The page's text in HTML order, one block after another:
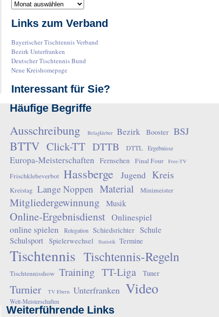
Links zum Verband
Bayerischer Tischtennis Verband
Bezirk Unterfranken
Deutscher Tischtennis Bund
Neue Kreishomepage
Interessant für Sie?
Häufige Begriffe
Ausschreibung Belagkleber Bezirk Booster BSJ
BTTV Click-TT DTTB DTTL Ergebnisse
Europa-Meisterschaften Fernsehen Final Four Free-TV
Frischklebeverbot Hassberge Jugend Kreis
Kreistag Lange Noppen Material Minimeister
Mitgliedergewinnung Musik
Online-Ergebnisdienst Onlinespiel
online spielen
Relegation Schiedsrichter Schule
Schulsport
Spielerwechsel Statistik Termine
Tischtennis Tischtennis-Regeln
Tischtennisshow Training TT-Liga Tuner
Turnier TV Ebern Unterfranken Video
Welt-Meisterschaften
Weiterführende Links